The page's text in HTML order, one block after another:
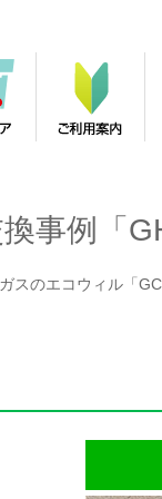
事例「
のエコウィル「